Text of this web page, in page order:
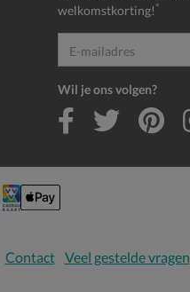
welkomstkorting! *
E-mailadres
Wil je ons volgen?
Contact Veel gestelde vragen